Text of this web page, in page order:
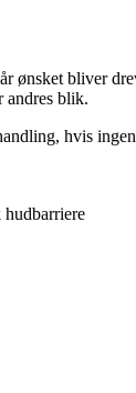
ønsket bliver
andres blik.
hvis
hudbarriere